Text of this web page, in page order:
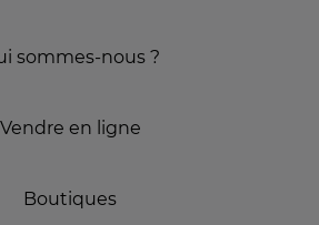
sommes-nous ?
Vendre en ligne
Boutiques